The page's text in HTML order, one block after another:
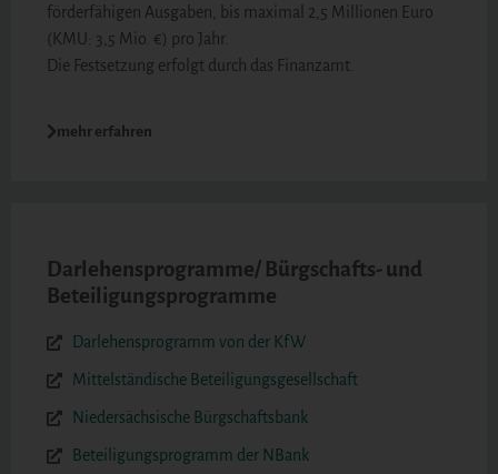
förderfähigen Ausgaben, bis maximal 2,5 Millionen Euro
(KMU: 3,5 Mio. €) pro Jahr.
Die Festsetzung erfolgt durch das Finanzamt.
mehr erfahren
Darlehensprogramme/ Bürgschafts- und
Beteiligungsprogramme
Darlehensprogramm von der KfW
Mittelständische Beteiligungsgesellschaft
Niedersächsische Bürgschaftsbank
Beteiligungsprogramm der NBank